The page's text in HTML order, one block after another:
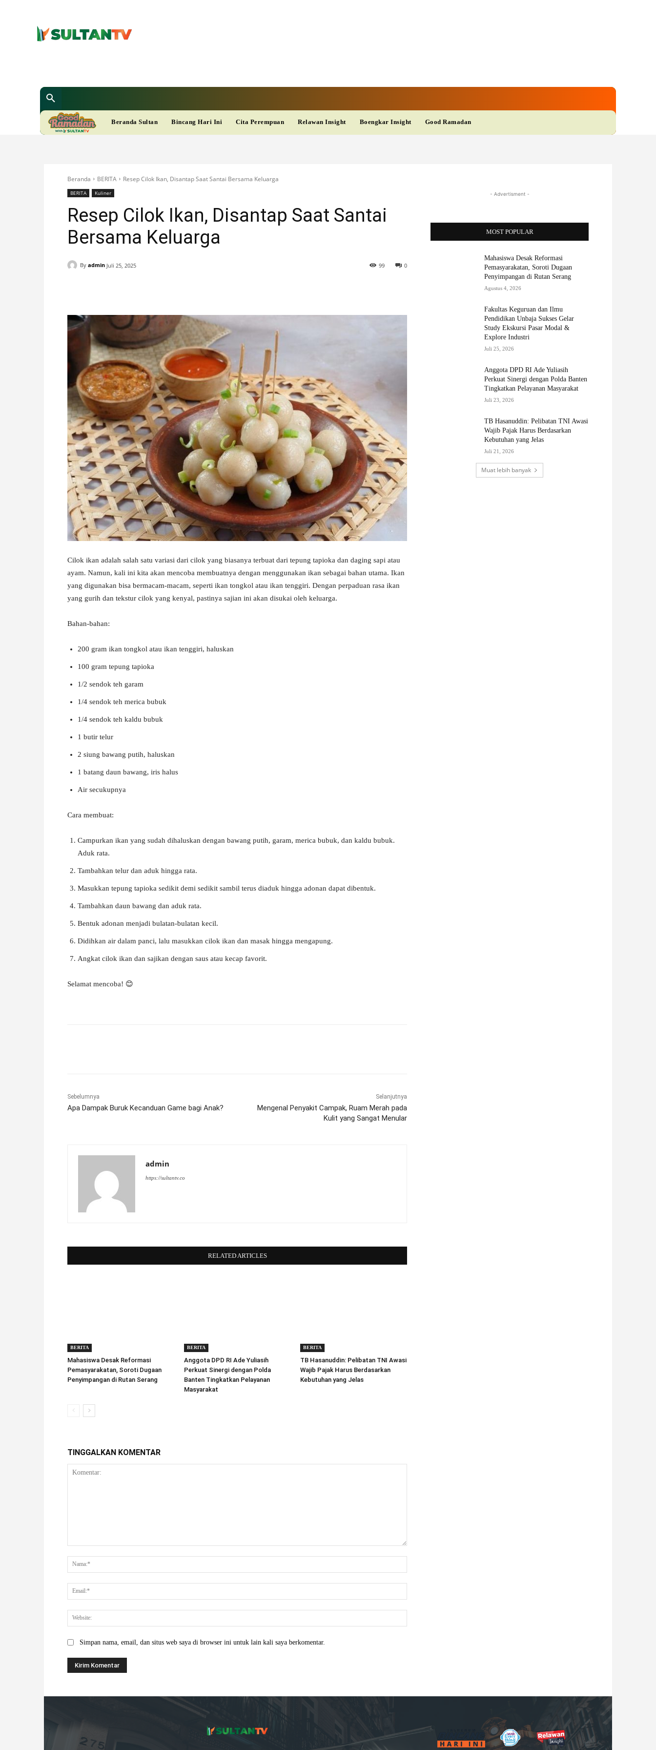
A
D
H
A
T
I
M
E
W
A
Beranda Sultan Bincang Hari Ini Cita Perempuan Relawan Insight Boengkar Insight Good Ramadan
Beranda BERITA Resep Cilok Ikan, Disantap Saat Santai Bersama Keluarga
BERITA Kuliner
Resep Cilok Ikan, Disantap Saat Santai
Bersama Keluarga
By admin Juli 25, 2025 0
99
Cilok ikan adalah salah satu variasi dari cilok yang biasanya terbuat dari tepung tapioka dan daging sapi atau
ayam. Namun, kali ini kita akan mencoba membuatnya dengan menggunakan ikan sebagai bahan utama. Ikan
yang digunakan bisa bermacam-macam, seperti ikan tongkol atau ikan tenggiri. Dengan perpaduan rasa ikan
yang gurih dan tekstur cilok yang kenyal, pastinya sajian ini akan disukai oleh keluarga.
Bahan-bahan:
200 gram ikan tongkol atau ikan tenggiri, haluskan
100 gram tepung tapioka
1/2 sendok teh garam
1/4 sendok teh merica bubuk
1/4 sendok teh kaldu bubuk
1 butir telur
2 siung bawang putih, haluskan
1 batang daun bawang, iris halus
Air secukupnya
Cara membuat:
Campurkan ikan yang sudah dihaluskan dengan bawang putih, garam, merica bubuk, dan kaldu bubuk.
Aduk rata.
Tambahkan telur dan aduk hingga rata.
Masukkan tepung tapioka sedikit demi sedikit sambil terus diaduk hingga adonan dapat dibentuk.
Tambahkan daun bawang dan aduk rata.
Bentuk adonan menjadi bulatan-bulatan kecil.
Didihkan air dalam panci, lalu masukkan cilok ikan dan masak hingga mengapung.
Angkat cilok ikan dan sajikan dengan saus atau kecap favorit.
Selamat mencoba! 😊
Sebelumnya
Apa Dampak Buruk Kecanduan Game bagi Anak?
Selanjutnya
Mengenal Penyakit Campak, Ruam Merah pada
Kulit yang Sangat Menular
admin
https://sultantv.co
RELATED ARTICLES
BERITA
Mahasiswa Desak Reformasi
Pemasyarakatan, Soroti Dugaan
Penyimpangan di Rutan Serang
BERITA
Anggota DPD RI Ade Yuliasih
Perkuat Sinergi dengan Polda
Banten Tingkatkan Pelayanan
Masyarakat
BERITA
TB Hasanuddin: Pelibatan TNI Awasi
Wajib Pajak Harus Berdasarkan
Kebutuhan yang Jelas
TINGGALKAN KOMENTAR
Simpan nama, email, dan situs web saya di browser ini untuk lain kali saya berkomentar.
- Advertisment -
MOST POPULAR
Mahasiswa Desak Reformasi
Pemasyarakatan, Soroti Dugaan
Penyimpangan di Rutan Serang
Agustus 4, 2026
Fakultas Keguruan dan Ilmu
Pendidikan Unbaja Sukses Gelar
Study Ekskursi Pasar Modal &
Explore Industri
Juli 25, 2026
Anggota DPD RI Ade Yuliasih
Perkuat Sinergi dengan Polda Banten
Tingkatkan Pelayanan Masyarakat
Juli 23, 2026
TB Hasanuddin: Pelibatan TNI Awasi
Wajib Pajak Harus Berdasarkan
Kebutuhan yang Jelas
Juli 21, 2026
Muat lebih banyak
M R